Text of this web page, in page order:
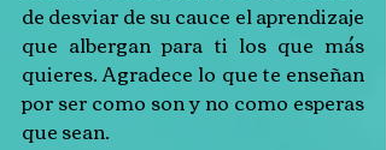
de desviar de su cauce el aprendizaje
que albergan para ti los que más
quieres. Agradece lo que te enseñan
por ser como son y no como esperas
que sean.